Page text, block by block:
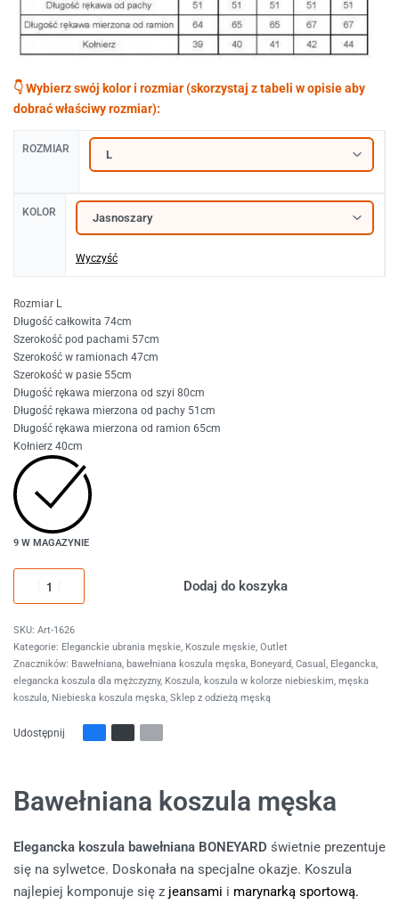
ROZMIAR
KOLOR
Wyczyść
Rozmiar L
Długość całkowita 74cm
Szerokość pod pachami 57cm
Szerokość w ramionach 47cm
Szerokość w pasie 55cm
Długość rękawa mierzona od szyi 80cm
Długość rękawa mierzona od pachy 51cm
Długość rękawa mierzona od ramion 65cm
Kołnierz 40cm
9 W MAGAZYNIE
Dodaj do koszyka
Art-1626
Kategorie: Eleganckie ubrania męskie, Koszule męskie, Outlet
Znaczników: Bawełniana, bawełniana koszula męska, Boneyard, Casual , Elegancka,
elegancka koszula dla mężczyzny, Koszula, koszula w kolorze niebieskim, męska
koszula, Niebieska koszula męska, Sklep z odzieżą męską
Udostępnij
Bawełniana koszula męska
Elegancka koszula bawełniana BONEYARD świetnie prezentuje
się na sylwetce. Doskonała na specjalne okazje. Koszula
najlepiej komponuje się z jeansami i marynarką sportową.